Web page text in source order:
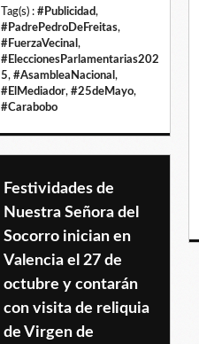
Tag(s) : #Publicidad,
#PadrePedroDeFreitas,
#FuerzaVecinal ,
#EleccionesParlamentarias202
5, #AsambleaNacional ,
#ElMediador, #25deMayo,
#Carabobo
Festividades de
Nuestra Señora del
Socorro inician en
Valencia el 27 de
octubre y contarán
con visita de reliquia
de Virgen de